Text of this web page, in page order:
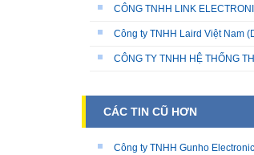
CÔNG TNHH LINK
Công ty TNHH Laird Việt Nam
CÔNG TY TNHH HỆ THỐNG
CÁC TIN CŨ HƠN
Công ty TNHH Gunho